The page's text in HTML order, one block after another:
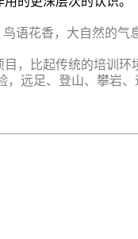
语花香，大自然的气
，比起传统的培训环
，远足、登山、攀岩、